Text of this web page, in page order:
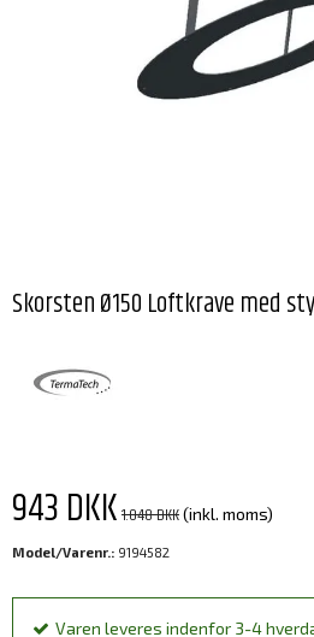
Skorsten Ø150 Loftkrave med
943 DKK1.048 DKK(inkl. moms)
Model/Varenr.: 9194582
Varen leveres indenfor 3-4